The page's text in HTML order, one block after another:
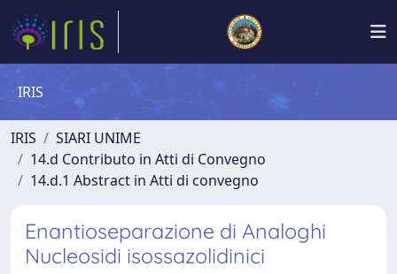
IRIS
IRIS
SIARI UNIME
14.d Contributo in Atti di Convegno
14.d.1 Abstract in Atti di convegno
Enantioseparazione di Analoghi
Nucleosidi isossazolidinici